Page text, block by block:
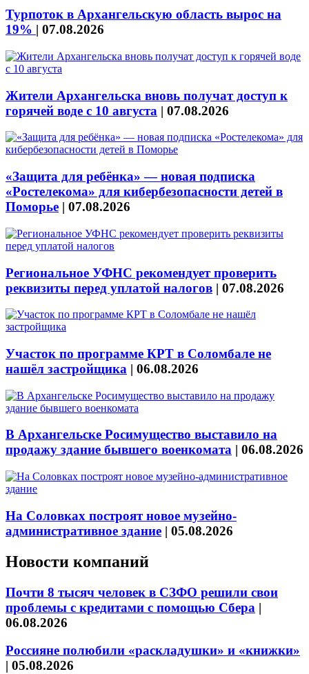
Турпоток в Архангельскую область вырос на
19% | 07.08.2026
Жители Архангельска вновь получат доступ к
горячей воде с 10 августа | 07.08.2026
«Защита для ребёнка» — новая подписка
«Ростелекома» для кибербезопасности детей в
Поморье | 07.08.2026
Региональное УФНС рекомендует проверить
реквизиты перед уплатой налогов | 07.08.2026
Участок по программе КРТ в Соломбале не
нашёл застройщика | 06.08.2026
В Архангельске Росимущество выставило на
продажу здание бывшего военкомата | 06.08.2026
На Соловках построят новое музейно-
административное здание | 05.08.2026
Новости компаний
Почти 8 тысяч человек в СЗФО решили свои
проблемы с кредитами с помощью Сбера |
06.08.2026
Россияне полюбили «раскладушки» и «книжки»
| 05.08.2026